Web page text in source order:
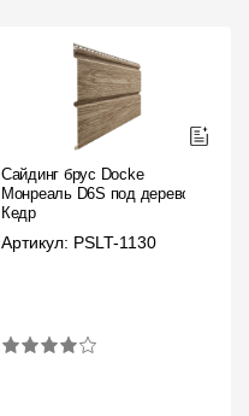
Сайдинг брус Docke
Монреаль D6S под дерево
Кедр
Артикул: PSLT-1130